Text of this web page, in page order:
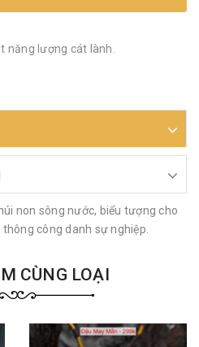
năng lượng cát lành.
non sông nước, biểu tượng cho
công danh sự nghiệp.
CÙNG LOẠI